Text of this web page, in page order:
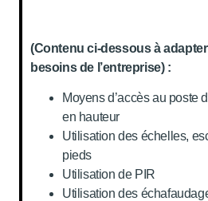
(Contenu ci-dessous à
besoins de l’entreprise) :
Moyens d’accès au poste
en hauteur
Utilisation des échelles,
pieds
Utilisation de PIR
Utilisation des